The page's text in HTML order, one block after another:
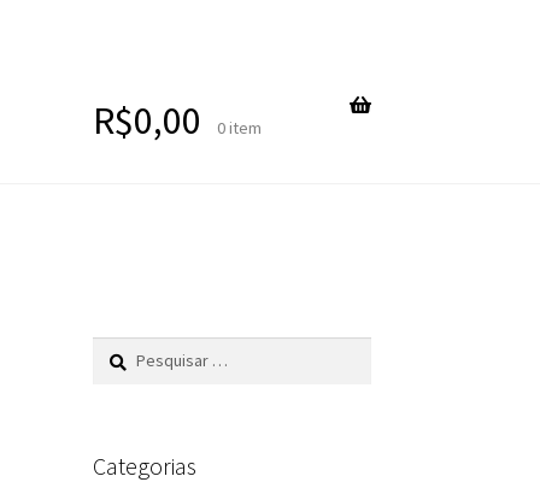
R$0,00 0 item
Pesquisar
Categorias